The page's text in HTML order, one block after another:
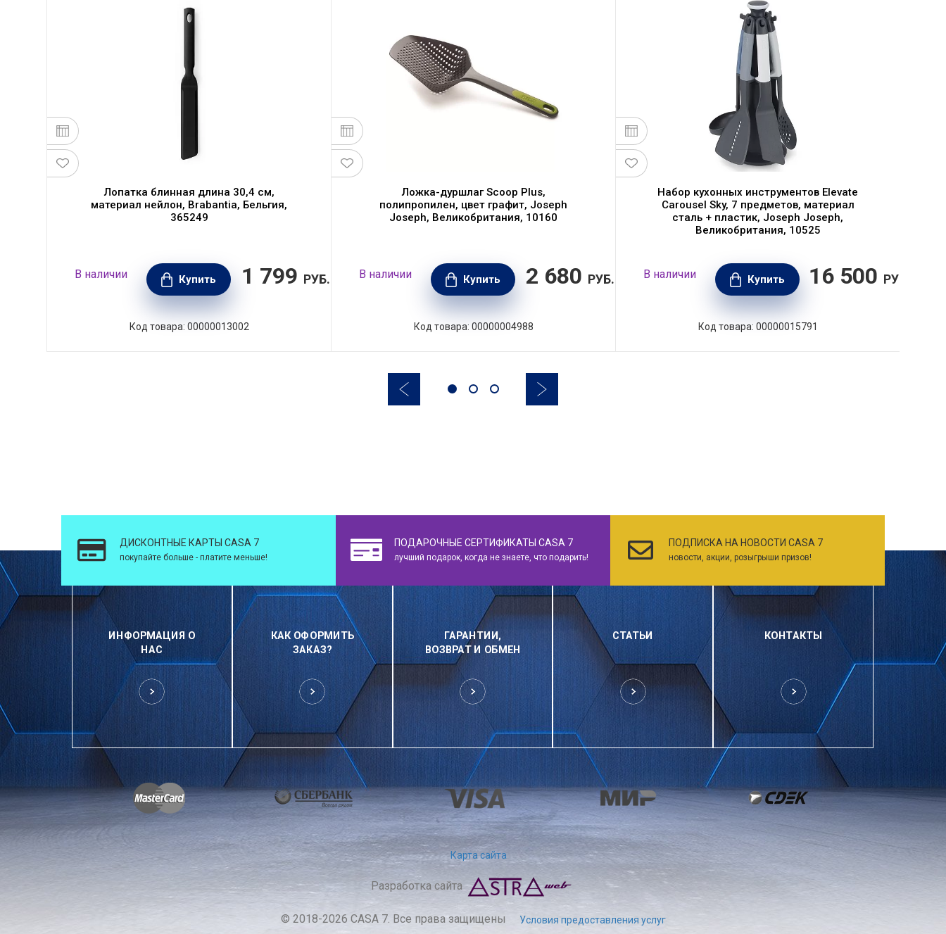
Лопатка блинная длина 30,4 см,
материал нейлон, Brabantia, Бельгия,
365249
В наличии Купить 1 799 РУБ.
Код товара: 00000013002
Ложка-дуршлаг Scoop Plus,
полипропилен, цвет графит, Joseph
Joseph, Великобритания, 10160
В наличии Купить 2 680 РУБ.
Код товара: 00000004988
Набор кухонных инструментов Elevate
Carousel Sky, 7 предметов, материал
сталь + пластик, Joseph Joseph,
Великобритания, 10525
В наличии Купить 16 500 РУБ.
Код товара: 00000015791
ДИСКОНТНЫЕ КАРТЫ CASA 7
покупайте больше - платите меньше!
ПОДАРОЧНЫЕ СЕРТИФИКАТЫ CASA 7
лучший подарок, когда не знаете, что подарить!
ПОДПИСКА НА НОВОСТИ CASA 7
новости, акции, розыгрыши призов!
ИНФОРМАЦИЯ О
НАС
КАК ОФОРМИТЬ
ЗАКАЗ?
ГАРАНТИИ,
ВОЗВРАТ И ОБМЕН
СТАТЬИ КОНТАКТЫ
Карта сайта
Разработка сайта
© 2018-2026 CASA 7. Все права защищены Условия предоставления услуг